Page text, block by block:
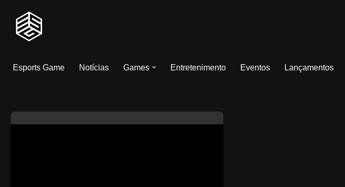
Pular
conteúdo
Esports Game Notícias Games Entretenimento Eventos Lançamentos